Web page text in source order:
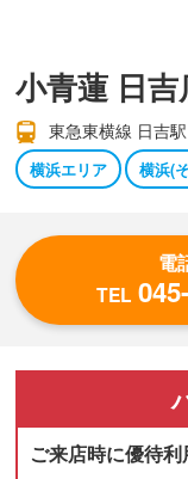
小青蓮 日吉
東急東横線 日吉
横浜エリア 横浜(
電
TEL
ご来店時に優待